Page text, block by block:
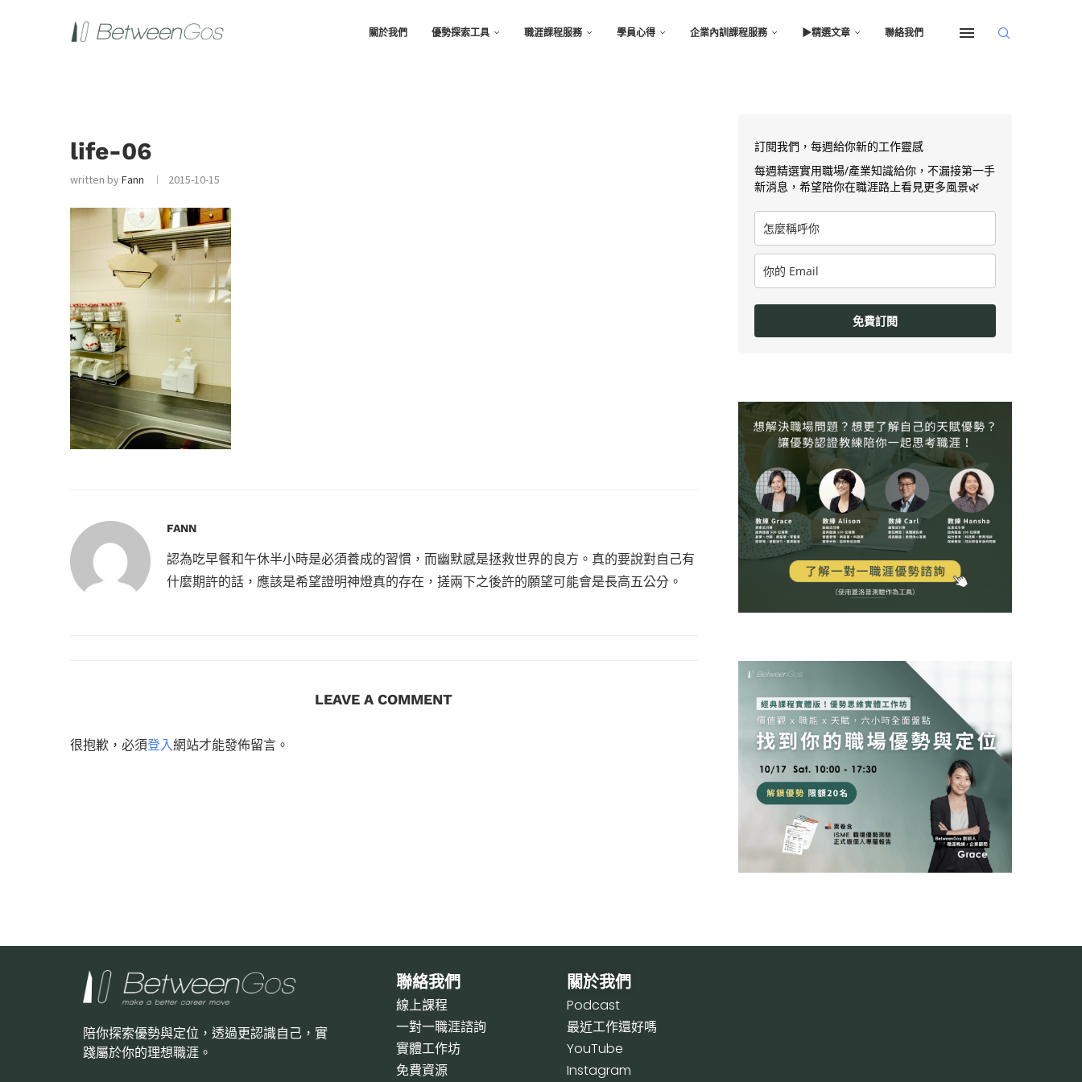
關於我們 優勢探索工具 職涯課程服務 學員心得 企業內訓課程服務 ▶︎精選文章 聯絡我們
life-06
written byFann 2015-10-15
FANN
認為吃早餐和午休半小時是必須養成的習慣，而幽默感是拯救世界的良方。真的要說對自己有
什麼期許的話，應該是希望證明神燈真的存在，搓兩下之後許的願望可能會是長高五公分。
LEAVE A COMMENT
很抱歉，必須登入網站才能發佈留言。
訂閱我們，每週給你新的工作靈感
每週精選實用職場/產業知識給你，不漏接第一手
新消息，希望陪你在職涯路上看見更多風景🌿
免費訂閱
陪你探索優勢與定位，透過更認識自己，實
踐屬於你的理想職涯。
聯絡我們
線上課程
一對一職涯諮詢
實體工作坊
免費資源
關於我們
Podcast
最近工作還好嗎
YouTube
Instagram